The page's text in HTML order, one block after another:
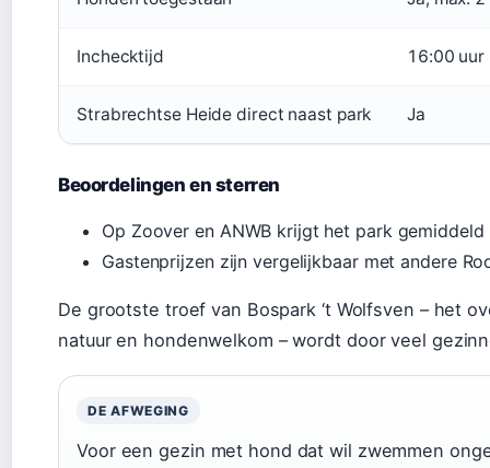
Inchecktijd 16:00 uur
Strabrechtse Heide direct naast park Ja
Beoordelingen en sterren
Op Zoover en ANWB krijgt het park
Gastenprijzen zijn vergelijkbaar met andere
De grootste troef van Bospark ‘t Wolfsven – het
natuur en hondenwelkom – wordt door veel
DE AFWEGING
Voor een gezin met hond dat wil zwemmen